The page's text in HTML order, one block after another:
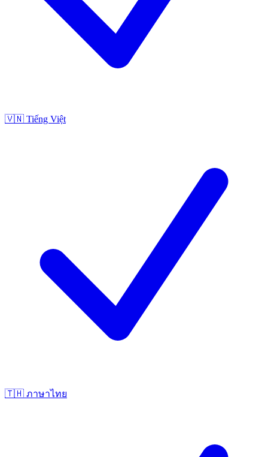
🇻🇳 Tiếng Việt
🇹🇭 ภาษาไทย